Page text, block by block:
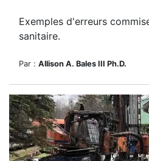
Exemples d'erreurs
sanitaire.
Par : Allison A. Bales III Ph.D.